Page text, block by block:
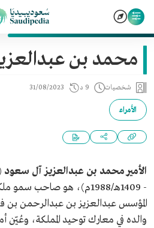
محمد بن
شخصيات 9 د 31/08/2023
الأمراء
محمد بن عبدالعزيز آل سعود
الاسم
الأمير محمد بن
التصنيف
صاحب سمو ملكي.
ترتيبه بين أبناء الملك
الابن الرابع للملك
الأمير محمد بن عبدالعزيز آل سعود
- 1409هـ/1988م)، هو صاحب
المؤسس عبدالعزيز بن عبدالرحمن
والده في معارك توحيد المملكة، وعُيّن